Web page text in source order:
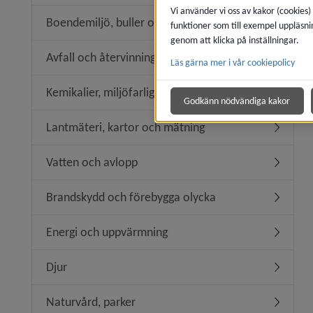
Boendemiljö, buller och luftkvalitet
Avfall och återvinning
Kemikalier, miljöfarlig verksamhet
Lantmäteri, kartor och mätning
Vatten och avlopp
Brandskydd och förebygga olycka
Energi och uppvärmning
Djur
Naturvård, parker
Vi använder vi oss av kakor
funktioner som till exempel
genom att klicka på inställningar.
Läs gärna mer i vår cookiepolicy
Godkänn nödvändiga kakor